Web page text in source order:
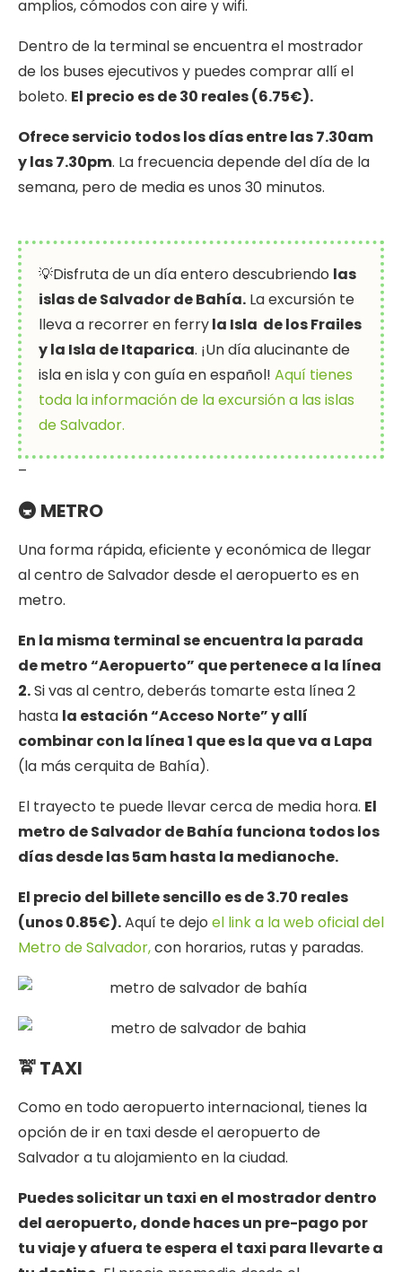
amplios, cómodos con aire y wifi.
Dentro de la terminal se encuentra el mostrador
de los buses ejecutivos y puedes comprar allí el
boleto. El precio es de 30 reales (6.75€).
Ofrece servicio todos los días entre las 7.30am
y las 7.30pm. La frecuencia depende del día de la
semana, pero de media es unos 30 minutos.
💡Disfruta de un día entero descubriendo las
islas de Salvador de Bahía. La excursión te
lleva a recorrer en ferryla Isla de los Frailes
y la Isla de Itaparica. ¡Un día alucinante de
isla en isla y con guía en español!Aquí tienes
toda la información de la excursión a las islas
de Salvador.
–
🚇 METRO
Una forma rápida, eficiente y económica de llegar
al centro de Salvador desde el aeropuerto es en
metro.
En la misma terminal se encuentra la parada
de metro “Aeropuerto” que pertenece a la línea
2.Si vas al centro, deberás tomarte esta línea 2
hasta la estación “Acceso Norte” y allí
combinar con la línea 1 que es la que va a Lapa
(la más cerquita de Bahía).
El trayecto te puede llevar cerca de media hora. El
metro de Salvador de Bahía funciona todos los
días desde las 5am hasta la medianoche.
El precio del billete sencillo es de 3.70 reales
(unos 0.85€).Aquí te dejo el link a la web oficial del
Metro de Salvador,con horarios, rutas y paradas.
🚖 TAXI
Como en todo aeropuerto internacional, tienes la
opción de ir en taxi desde el aeropuerto de
Salvador a tu alojamiento en la ciudad.
Puedes solicitar un taxi en el mostrador dentro
del aeropuerto, donde haces un pre-pago por
tu viaje y afuera te espera el taxi para llevarte a